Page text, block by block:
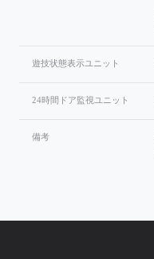
遊技状態表示ユニット
24時間ドア監視ユニット
備考